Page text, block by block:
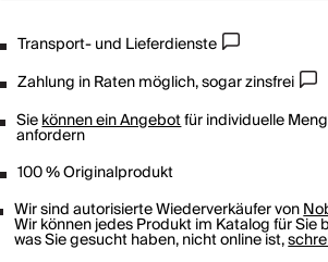
Transport- und Lieferdienste
Zahlung in Raten möglich, sogar zinsfrei
Siekönnen ein Angebotfür individuelle
anfordern
100 % Originalprodukt
Wir sind autorisierte Wiederverkäufer von
Wir können jedes Produkt im Katalog für Sie
was Sie gesucht haben, nicht online ist,